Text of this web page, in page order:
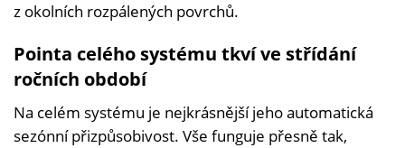
z okolních rozpálených povrchů.
Pointa celého systému tkví ve střídání
ročních období
Na celém systému je nejkrásnější jeho automatická
sezónní přizpůsobivost. Vše funguje přesně tak,